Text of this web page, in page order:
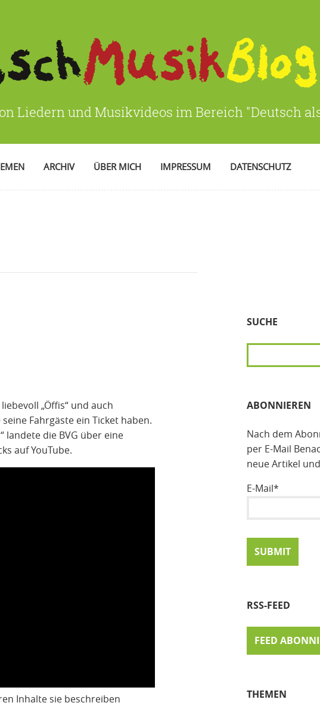
Liedern und Musikvideos im Bereich "Deutsch
ARCHIV ÜBER MICH IMPRESSUM DATENSCHUTZ
„Öffis“ und auch
Fahrgäste ein Ticket haben.
landete die BVG über eine
auf YouTube.
Inhalte sie beschreiben
SUCHE
SUCHEN
ABONNIEREN
Nach dem
per E-Mail
neue Artikel
E-Mail*
RSS-FEED
FEED
THEMEN